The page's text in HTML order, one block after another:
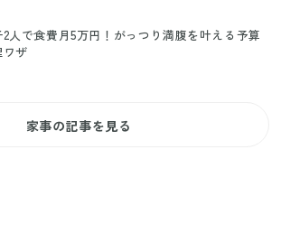
2人で食費月5万円！がっつり満腹を叶える予算
ザ
家事の記事を見る